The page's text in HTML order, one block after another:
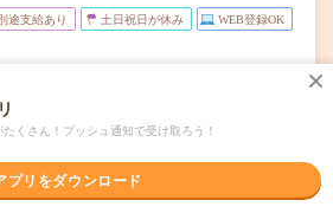
途支給あり 土日祝日が休み WEB登録OK
分
ていくことも可能です！
くさん！プッシュ通知で受け取ろう！
プリをダウンロード